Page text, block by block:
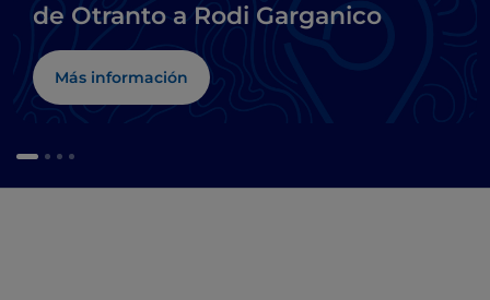
de Otranto a Rodi Garganico
Más información